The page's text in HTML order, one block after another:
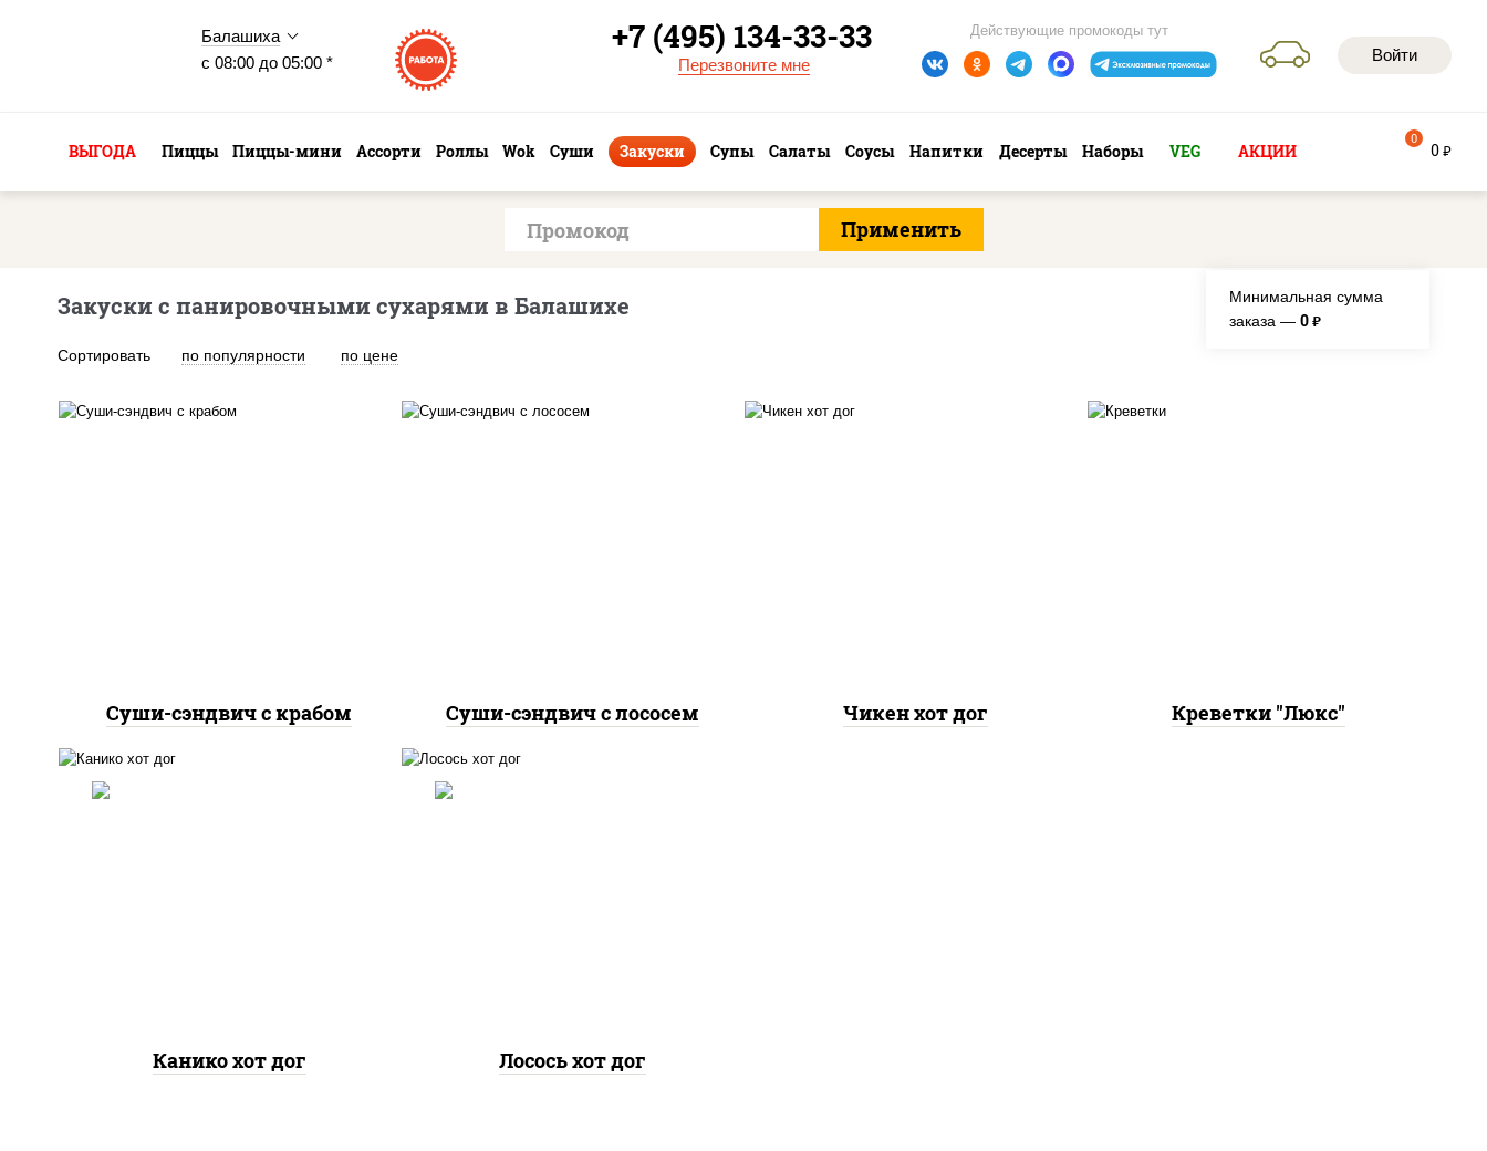
Балашиха
с 08:00 до 05:00 *
Войти
Действующие промокоды тут
+7 (495) 134-33-33
Перезвоните мне
ВЫГОДА Пиццы Пиццы-мини Ассорти Роллы Wok Суши Закуски Супы Салаты Соусы Напитки Десерты Наборы VEG АКЦИИ 0 руб
0
Закуски с панировочными сухарями в Балашихе
Сортировать по популярности по цене
Минимальная сумма
заказа — 0 руб.
Суши-сэндвич с крабом Суши-сэндвич с лососем Чикен хот дог Креветки "Люкс"
Канико хот дог Лосось хот дог